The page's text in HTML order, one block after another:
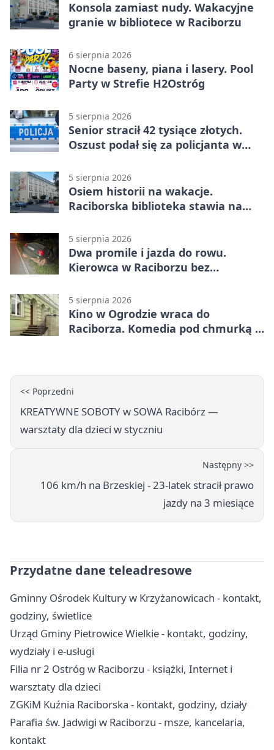
Konsola zamiast nudy. Wakacyjne
granie w bibliotece w Raciborzu
6 sierpnia 2026
Nocne baseny, piana i lasery. Pool
Party w Strefie H2Ostróg
5 sierpnia 2026
Senior stracił 42 tysiące złotych.
Oszust podał się za policjanta w
5 sierpnia 2026
Osiem historii na wakacje.
Raciborska biblioteka stawia na
5 sierpnia 2026
Dwa promile i jazda do rowu.
Kierowca w Raciborzu bez
5 sierpnia 2026
Kino w Ogrodzie wraca do
Raciborza. Komedia pod chmurką w
<< Poprzedni
KREATYWNE SOBOTY w SOWA Racibórz —
warsztaty dla dzieci w styczniu
Następny >>
106 km/h na Brzeskiej - 23-latek stracił prawo
jazdy na 3 miesiące
Przydatne dane teleadresowe
Gminny Ośrodek Kultury w Krzyżanowicach - kontakt,
godziny, świetlice
Urząd Gminy Pietrowice Wielkie - kontakt, godziny,
wydziały i e-usługi
Filia nr 2 Ostróg w Raciborzu - książki, Internet i
warsztaty dla dzieci
ZGKiM Kuźnia Raciborska - kontakt, godziny, działy
Parafia św. Jadwigi w Raciborzu - msze, kancelaria,
kontakt